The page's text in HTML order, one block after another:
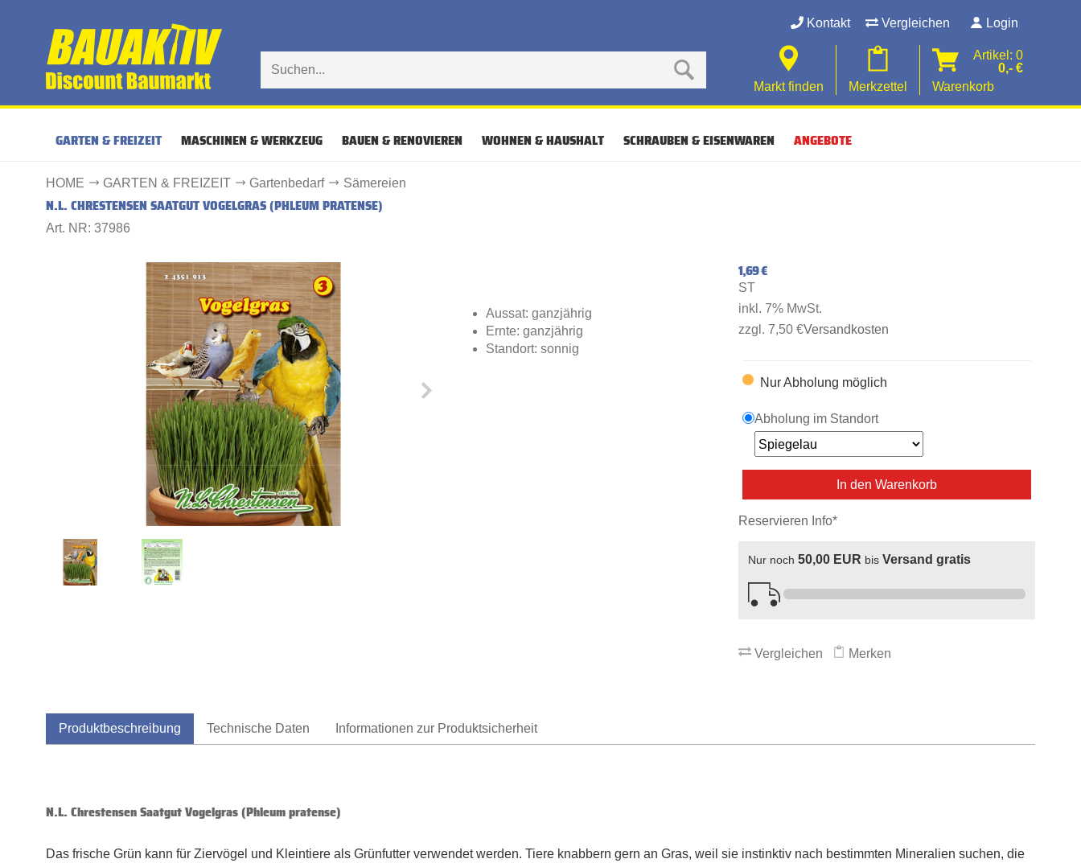
Kontakt Vergleichen Login
Markt finden Merkzettel
Artikel: 0
0,- €
Warenkorb
GARTEN & FREIZEIT MASCHINEN & WERKZEUG BAUEN & RENOVIEREN WOHNEN & HAUSHALT SCHRAUBEN & EISENWAREN ANGEBOTE
HOME GARTEN & FREIZEIT Gartenbedarf Sämereien
N.L. CHRESTENSEN SAATGUT VOGELGRAS (PHLEUM PRATENSE)
Art. NR: 37986
Aussat: ganzjährig
Ernte: ganzjährig
Standort: sonnig
1,69 €
ST
inkl. 7% MwSt.
zzgl. 7,50 €Versandkosten
Nur Abholung möglich
Abholung im Standort
In den Warenkorb
Reservieren Info*
Nur noch 50,00 EUR bis Versand gratis
Vergleichen Merken
Produktbeschreibung Technische Daten Informationen zur Produktsicherheit
N.L. Chrestensen Saatgut Vogelgras (Phleum pratense)
Das frische Grün kann für Ziervögel und Kleintiere als Grünfutter verwendet werden. Tiere knabbern gern an Gras, weil sie instinktiv nach bestimmten Mineralien suchen, die